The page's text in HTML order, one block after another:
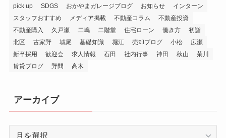
pick up SDGS おかやまガレージブログ お知らせ
インターン
スタッフおすすめ
メディア掲載 不動産コラム
不動産投資
不動産購入
久戸瀬 二嶋 二階堂 住宅ローン 働き方
初詣
北区
古家野 城尾 基礎知識 堀江 売却ブログ 小松
広瀬
新卒採用
歓迎会 求人情報 石田 社内行事 神田 秋山
菊川
賃貸ブログ
野間 高木
アーカイブ